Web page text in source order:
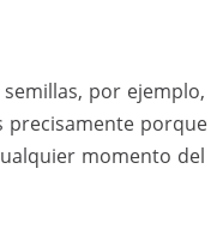
por ejemplo,
precisamente porque
momento del